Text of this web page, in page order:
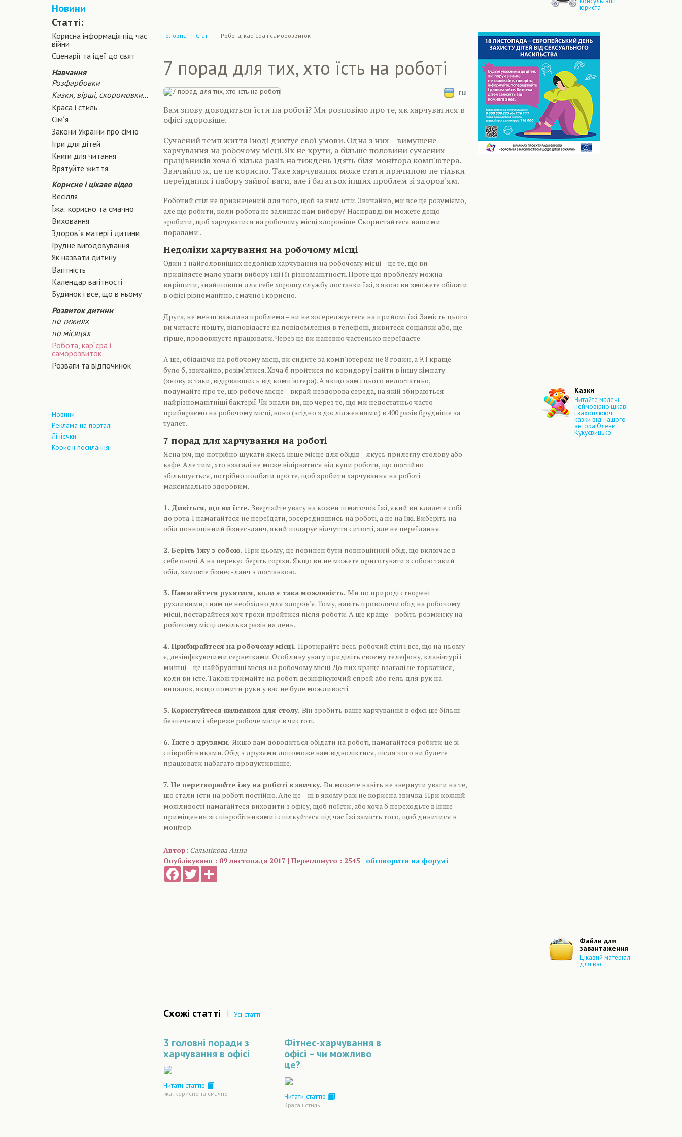
Новини
Статті:
Корисна інформація під час
війни
Сценарiї та iдеї до свят
Навчання
Розфарбовки
Казки, вірші, скоромовки...
Краса і стиль
Сiм´я
Закони України про сiм'ю
Ігри для дітей
Книги для читання
Врятуйте життя
Корисне і цікаве відео
Весілля
Їжа: корисно та смачно
Виховання
Здоров´я матері і дитини
Грудне вигодовування
Як назвати дитину
Вагiтнiсть
Календар вагітності
Будинок і все, що в ньому
Розвиток дитини
по тижнях
по місяцях
Робота, кар´єра і
саморозвиток
Розваги та відпочинок
Новини
Реклама на порталі
Лінієчки
Корисні посилання
юриста
Головна Статті Робота, кар´єра і саморозвиток
7 порад для тих, хто їсть на роботі
Вам знову доводиться їсти на роботі? Ми розповімо про те, як харчуватися в
офісі здоровіше.
Сучасний темп життя іноді диктує свої умови. Одна з них – вимушене
харчування на робочому місці. Як не крути, а більше половини сучасних
працівників хоча б кілька разів на тиждень їдять біля монітора комп'ютера.
Звичайно ж, це не корисно. Таке харчування може стати причиною не тільки
переїдання і набору зайвої ваги, але і багатьох інших проблем зі здоров'ям.
Робочий стіл не призначений для того, щоб за ним їсти. Звичайно, ми все це розуміємо,
але що робити, коли робота не залишає нам вибору? Насправді ви можете дещо
зробити, щоб харчуватися на робочому місці здоровіше. Скористайтеся нашими
порадами...
Недоліки харчування на робочому місці
Один з найголовніших недоліків харчування на робочому місці – це те, що ви
приділяєте мало уваги вибору їжі і її різноманітності. Проте цю проблему можна
вирішити, знайшовши для себе хорошу службу доставки їжі, з якою ви зможете обідати
в офісі різноманітно, смачно і корисно.
Друга, не менш важлива проблема – ви не зосереджуєтеся на прийомі їжі. Замість цього
ви читаєте пошту, відповідаєте на повідомлення в телефоні, дивитеся соціалки або, ще
гірше, продовжуєте працювати. Через це ви напевно частенько переїдаєте.
А ще, обідаючи на робочому місці, ви сидите за комп'ютером не 8 годин, а 9. І краще
було б, звичайно, розім'ятися. Хоча б пройтися по коридору і зайти в іншу кімнату
(знову ж таки, відірвавшись від комп'ютера). А якщо вам і цього недостатньо,
подумайте про те, що робоче місце – вкрай нездорова середа, на якій збираються
найрізноманітніші бактерії. Чи знали ви, що через те, що ми недостатньо часто
прибираємо на робочому місці, воно (згідно з дослідженнями) в 400 разів брудніше за
туалет.
7 порад для харчування на роботі
Ясна річ, що потрібно шукати якесь інше місце для обідів – якусь прилеглу столову або
кафе. Але тим, хто взагалі не може відірватися від купи роботи, що постійно
збільшується, потрібно подбати про те, щоб зробити харчування на роботі
максимально здоровим.
1. Дивіться, що ви їсте. Звертайте увагу на кожен шматочок їжі, який ви кладете собі
до рота. І намагайтеся не переїдати, зосередившись на роботі, а не на їжі. Виберіть на
обід повноцінний бізнес-ланч, який подарує відчуття ситості, але не переїдання.
2. Беріть їжу з собою. При цьому, це повинен бути повноцінний обід, що включає в
себе овочі. А на перекус беріть горіхи. Якщо ви не можете приготувати з собою такий
обід, замовте бізнес-ланч з доставкою.
3. Намагайтеся рухатися, коли є така можливість. Ми по природі створені
рухливими, і нам це необхідно для здоров'я. Тому, навіть проводячи обід на робочому
місці, постарайтеся хоч трохи пройтися після роботи. А ще краще – робіть розминку на
робочому місці декілька разів на день.
4. Прибирайтеся на робочому місці. Протирайте весь робочий стіл і все, що на ньому
є, дезінфікуючими серветками. Особливу увагу приділіть своєму телефону, клавіатурі і
мишці – це найбрудніші місця на робочому місці. До них краще взагалі не торкатися,
коли ви їсте. Також тримайте на роботі дезінфікуючий спрей або гель для рук на
випадок, якщо помити руки у вас не буде можливості.
5. Користуйтеся килимком для столу. Він зробить ваше харчування в офісі ще більш
безпечним і збереже робоче місце в чистоті.
6. Їжте з друзями. Якщо вам доводиться обідати на роботі, намагайтеся робити це зі
співробітниками. Обід з друзями допоможе вам відволіктися, після чого ви будете
працювати набагато продуктивніше.
7. Не перетворюйте їжу на роботі в звичку. Ви можете навіть не звернути уваги на те,
що стали їсти на роботі постійно. Але це – ні в якому разі не корисна звичка. При кожній
можливості намагайтеся виходити з офісу, щоб поїсти, або хоча б переходьте в інше
приміщення зі співробітниками і спілкуйтеся під час їжі замість того, щоб дивитися в
монітор.
Автор: Сальнікова Анна
Опублікувано : 09 листопада 2017 | Переглянуто : 2545 | обговорити на форумі
FacebookTwitter
Казки
Читайте малечі
неймовірно цікаві
і захоплюючі
казки від нашого
автора Олени
Кукуєвицької
Файли для
завантаження
Цікавий матеріал
для вас
Схожі статті | Усі статті
3 головні поради з
харчування в офісі
Читати статтю
Їжа: корисно та смачно
Фітнес-харчування в
офісі – чи можливо
це?
Читати статтю
Краса і стиль